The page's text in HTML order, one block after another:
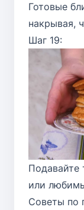
Готовые
накрывая,
Шаг 19:
или
Советы по